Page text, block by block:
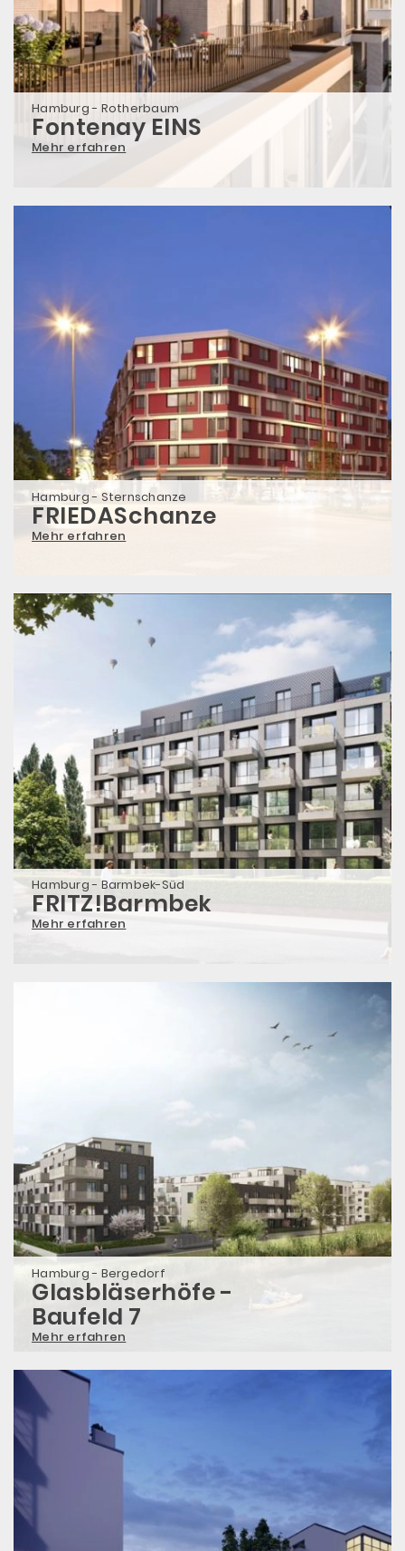
Hamburg - Rotherbaum
Fontenay EINS
Mehr erfahren
Hamburg - Sternschanze
FRIEDASchanze
Mehr erfahren
Hamburg - Barmbek-Süd
FRITZ!Barmbek
Mehr erfahren
Hamburg - Bergedorf
Glasbläserhöfe -
Baufeld 7
Mehr erfahren